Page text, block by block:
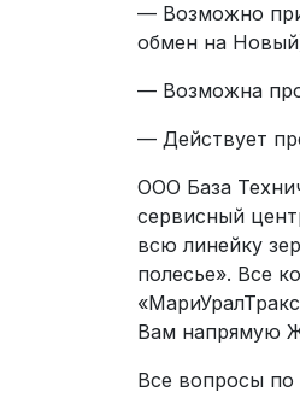
— Возможно
обмен на
— Возможна
— Действует
ООО База
сервисный
всю линейку
полесье». Все
Вам напрямую
Все вопросы по